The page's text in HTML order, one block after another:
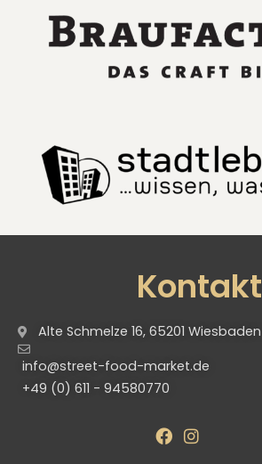
Kontakt
Alte Schmelze 16, 65201 Wiesbaden
info@street-food-market.de
+49 (0) 611 - 94580770